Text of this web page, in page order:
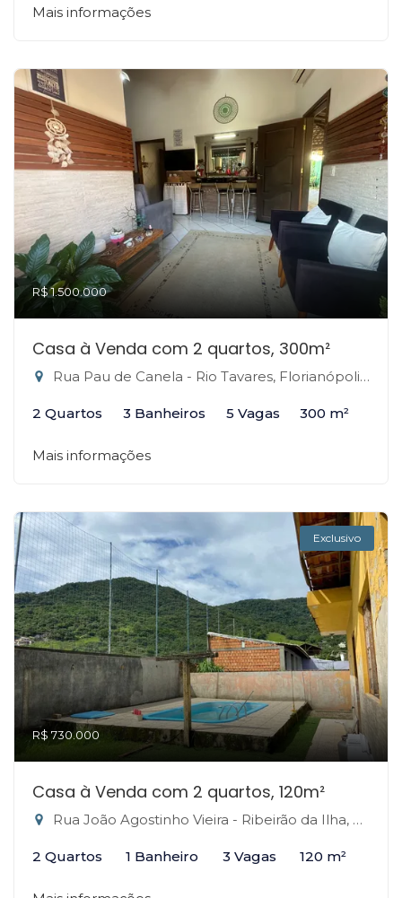
Mais informações
R$ 1.500.000
Casa à Venda com 2 quartos, 300m²
Rua Pau de Canela - Rio Tavares, Florianópolis-SC
2 Quartos 3 Banheiros 5 Vagas 300 m²
Mais informações
Exclusivo
R$ 730.000
Casa à Venda com 2 quartos, 120m²
Rua João Agostinho Vieira - Ribeirão da Ilha, Florianópolis-SC
2 Quartos 1 Banheiro 3 Vagas 120 m²